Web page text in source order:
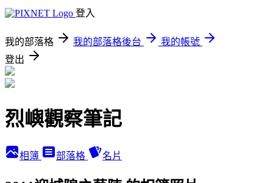
登入
我的部落格 我的部落格後台
我的帳號
登出
烈嶼觀察筆記
相簿 部落格 名片